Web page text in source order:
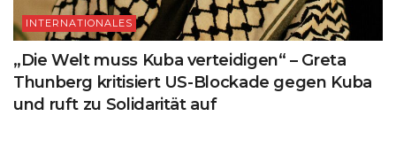
INTERNATIONALES
„Die Welt muss Kuba verteidigen“ – Greta
Thunberg kritisiert US-Blockade gegen Kuba
und ruft zu Solidarität auf